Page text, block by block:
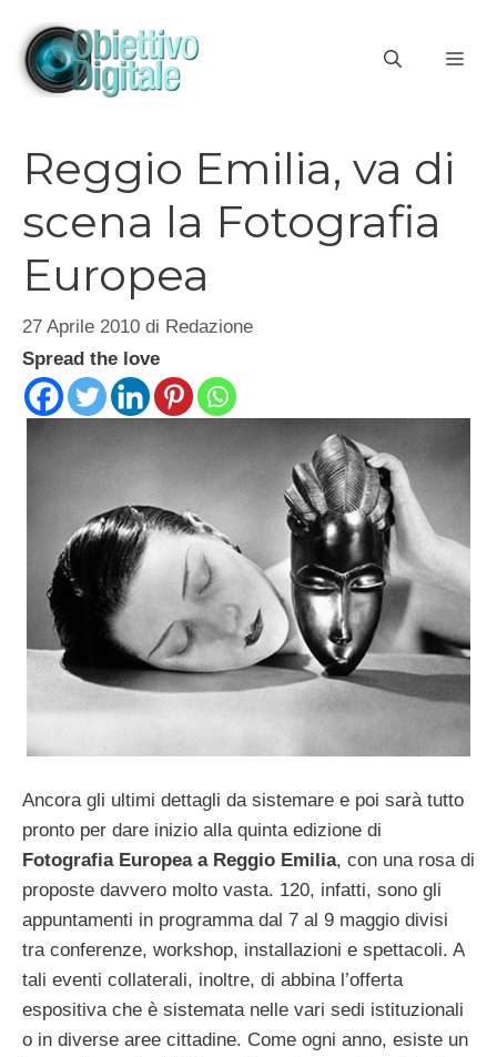
contenuto
Reggio Emilia, va di
scena la Fotografia
Europea
27 Aprile 2010 di Redazione
Spread the love
Ancora gli ultimi dettagli da sistemare e poi sarà tutto
pronto per dare inizio alla quinta edizione di
Fotografia Europea a Reggio Emilia, con una rosa di
proposte davvero molto vasta. 120, infatti, sono gli
appuntamenti in programma dal 7 al 9 maggio divisi
tra conferenze, workshop, installazioni e spettacoli. A
tali eventi collaterali, inoltre, di abbina l’offerta
espositiva che è sistemata nelle vari sedi istituzionali
o in diverse aree cittadine. Come ogni anno, esiste un